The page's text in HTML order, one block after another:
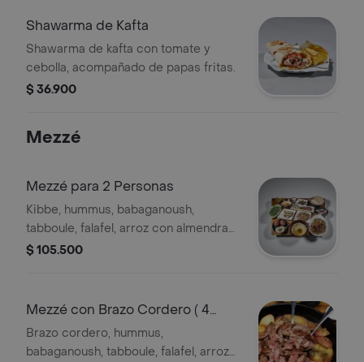
Shawarma de Kafta
Shawarma de kafta con tomate y
cebolla, acompañado de papas fritas.
$ 36.900
Mezzé
Mezzé para 2 Personas
Kibbe, hummus, babaganoush,
tabboule, falafel, arroz con almendras,
brocheta de kafta, indios de repollo,
$ 105.500
Mezzé con Brazo Cordero ( 4
Personas)
Brazo cordero, hummus,
babaganoush, tabboule, falafel, arroz